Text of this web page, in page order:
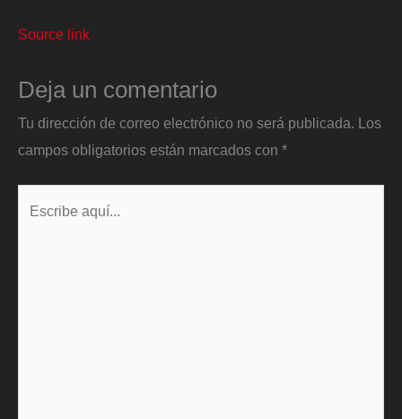
Source link
Deja un comentario
Tu dirección de correo electrónico no será publicada. Los
campos obligatorios están marcados con *